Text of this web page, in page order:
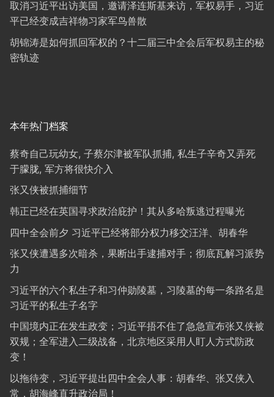
取消习近平出访美国，邀请泽连斯基来访，军权易手，习近
平已经变成吉祥物习家军鸟兽散
胡锦涛是如何抓回军权的？十二届三中全会后军权易主的秘
密轨迹
本年热门档案
蔡奇自己玩幼女, 子蔡尔津被军队抓捕, 私生子辛奇又弄死
于朦胧, 军方将很快介入
张又侠被抓捕细节
韩正已经在英国寻求政治庇护！其从多哈叛逃过程曝光
四中全会前夕 习近平已经将部分权力移交汪洋、胡春华
张又侠遭遇多次暗杀，果断出手逮捕对手；彻底瓦解习派势
力
习近平的六个私生子和习仲勋陵墓，习陵墓的每一条路名是
习近平的私生子名字
中国境内正在发生政变；习近平捂不住了急急宣布张又侠被
双规；全军进入二级战备，北京地区采用人盯人方式防政
变！
以拖待变，习近平提出四中全会人事：胡春华、张又侠入
常，胡海峰直升政治局！